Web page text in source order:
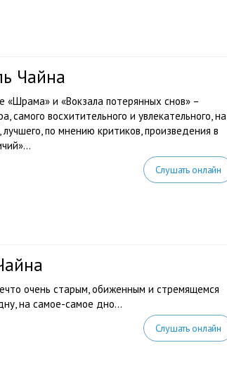
Чайна
и «Вокзала потерянных снов» –
самого восхитительного и увлекательного, на
по мнению критиков, произведения в
Слушать онлайн
очень старым, обиженным и стремящемся
на самое-самое дно…
Слушать онлайн